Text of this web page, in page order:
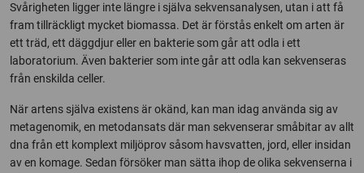
Svårigheten ligger inte längre i själva sekvensanalysen, utan i att få
fram tillräckligt mycket biomassa. Det är förstås enkelt om arten är
ett träd, ett däggdjur eller en bakterie som går att odla i ett
laboratorium. Även bakterier som inte går att odla kan sekvenseras
från enskilda celler.
När artens själva existens är okänd, kan man idag använda sig av
metagenomik, en metodansats där man sekvenserar småbitar av allt
dna från ett komplext miljöprov såsom havsvatten, jord, eller insidan
av en komage. Sedan försöker man sätta ihop de olika sekvenserna i